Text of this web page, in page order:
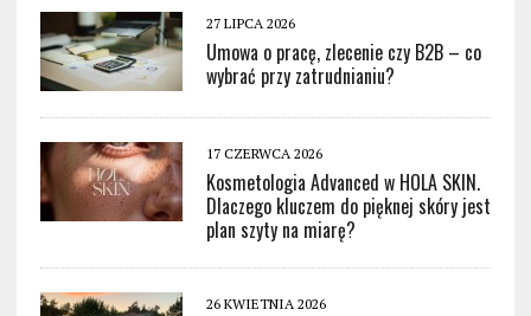
27 LIPCA 2026
Umowa o pracę, zlecenie czy B2B – co
wybrać przy zatrudnianiu?
17 CZERWCA 2026
Kosmetologia Advanced w HOLA SKIN.
Dlaczego kluczem do pięknej skóry jest
plan szyty na miarę?
26 KWIETNIA 2026